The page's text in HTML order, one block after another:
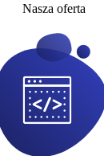
Nasza oferta